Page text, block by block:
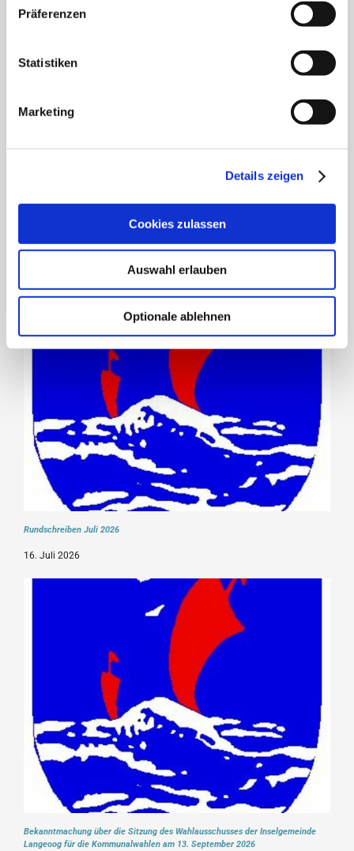
Präferenzen
Statistiken
Marketing
Details zeigen
Cookies zulassen
Auswahl erlauben
Optionale ablehnen
Bekanntmachung über die Entscheidung über die Zulassung der
Inselgemeinde Langeoog für die Kommunalwahlen am 13. September 2026
21. Juli 2026
Rundschreiben Juli 2026
16. Juli 2026
Bekanntmachung über die Sitzung des Wahlausschusses der Inselgemeinde
Langeoog für die Kommunalwahlen am 13. September 2026